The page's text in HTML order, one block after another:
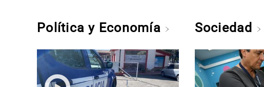
Política y Economía Sociedad